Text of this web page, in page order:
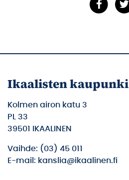
Ikaalisten kaupunki
Kolmen airon katu 3
PL 33
39501 IKAALINEN
Vaihde: (03) 45 011
E-mail: kanslia@ikaalinen.fi